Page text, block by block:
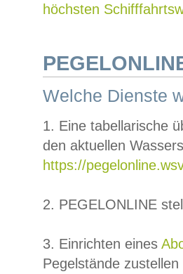
höchsten
Welche Dienste
1. Eine tabellarische
den aktuellen
https://
2. PEGELONLINE
3. Einrichten eines
Pegelstände